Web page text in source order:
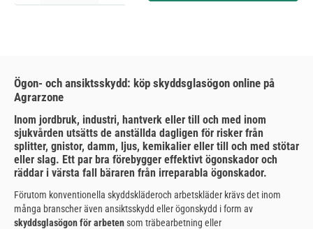
Ögon- och ansiktsskydd: köp skyddsglasögon online på
Agrarzone
Inom jordbruk, industri, hantverk eller till och med inom
sjukvården utsätts de anställda dagligen för risker från
splitter, gnistor, damm, ljus, kemikalier eller till och med stötar
eller slag. Ett par bra förebygger effektivt ögonskador och
räddar i värsta fall bäraren från irreparabla ögonskador.
Förutom konventionella skyddskläderoch arbetskläder krävs det inom
många branscher även ansiktsskydd eller ögonskydd i form av
skyddsglasögon för arbetensom träbearbetning eller